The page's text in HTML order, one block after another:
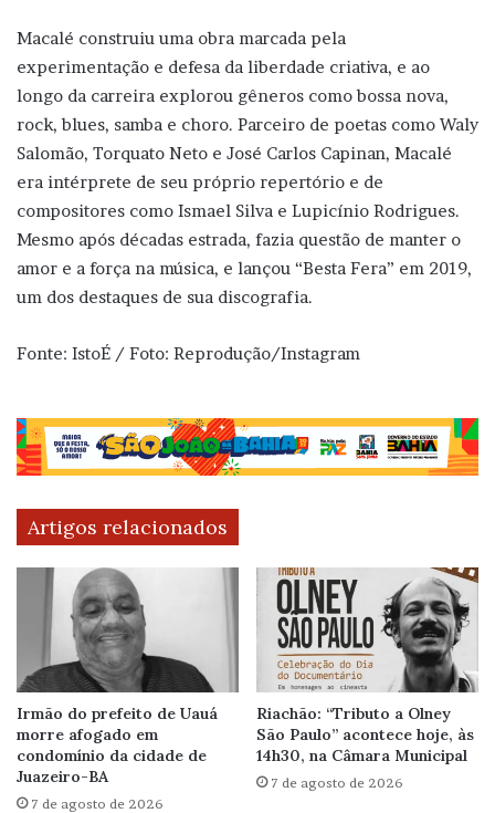
Macalé construiu uma obra marcada pela
experimentação e defesa da liberdade criativa, e ao
longo da carreira explorou gêneros como bossa nova,
rock, blues, samba e choro. Parceiro de poetas como Waly
Salomão, Torquato Neto e José Carlos Capinan, Macalé
era intérprete de seu próprio repertório e de
compositores como Ismael Silva e Lupicínio Rodrigues.
Mesmo após décadas estrada, fazia questão de manter o
amor e a força na música, e lançou “Besta Fera” em 2019,
um dos destaques de sua discografia.
Fonte: IstoÉ / Foto: Reprodução/Instagram
Artigos relacionados
Irmão do prefeito de Uauá
morre afogado em
condomínio da cidade de
Juazeiro-BA
7 de agosto de 2026
Riachão: “Tributo a Olney
São Paulo” acontece hoje, às
14h30, na Câmara Municipal
7 de agosto de 2026